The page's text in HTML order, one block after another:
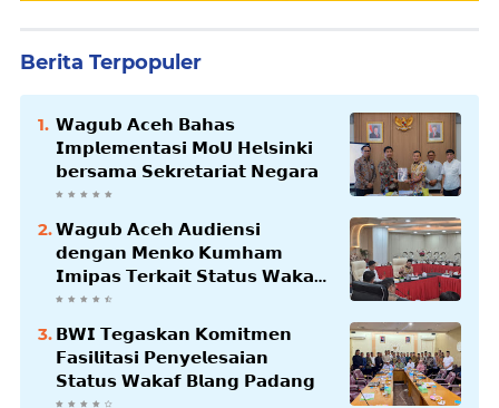
Berita Terpopuler
𝗪𝗮𝗴𝘂𝗯 𝗔𝗰𝗲𝗵 𝗕𝗮𝗵𝗮𝘀
𝗜𝗺𝗽𝗹𝗲𝗺𝗲𝗻𝘁𝗮𝘀𝗶 𝗠𝗼𝗨 𝗛𝗲𝗹𝘀𝗶𝗻𝗸𝗶
𝗯𝗲𝗿𝘀𝗮𝗺𝗮 𝗦𝗲𝗸𝗿𝗲𝘁𝗮𝗿𝗶𝗮𝘁 𝗡𝗲𝗴𝗮𝗿𝗮
𝗪𝗮𝗴𝘂𝗯 𝗔𝗰𝗲𝗵 𝗔𝘂𝗱𝗶𝗲𝗻𝘀𝗶
𝗱𝗲𝗻𝗴𝗮𝗻 𝗠𝗲𝗻𝗸𝗼 𝗞𝘂𝗺𝗵𝗮𝗺
𝗜𝗺𝗶𝗽𝗮𝘀 𝗧𝗲𝗿𝗸𝗮𝗶𝘁 𝗦𝘁𝗮𝘁𝘂𝘀 𝗪𝗮𝗸𝗮𝗳
𝗕𝗹𝗮𝗻𝗴𝗽𝗮𝗱𝗮𝗻𝗴
𝗕𝗪𝗜 𝗧𝗲𝗴𝗮𝘀𝗸𝗮𝗻 𝗞𝗼𝗺𝗶𝘁𝗺𝗲𝗻
𝗙𝗮𝘀𝗶𝗹𝗶𝘁𝗮𝘀𝗶 𝗣𝗲𝗻𝘆𝗲𝗹𝗲𝘀𝗮𝗶𝗮𝗻
𝗦𝘁𝗮𝘁𝘂𝘀 𝗪𝗮𝗸𝗮𝗳 𝗕𝗹𝗮𝗻𝗴 𝗣𝗮𝗱𝗮𝗻𝗴